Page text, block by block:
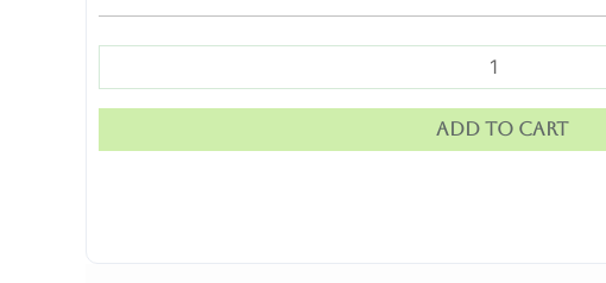
Add to cart